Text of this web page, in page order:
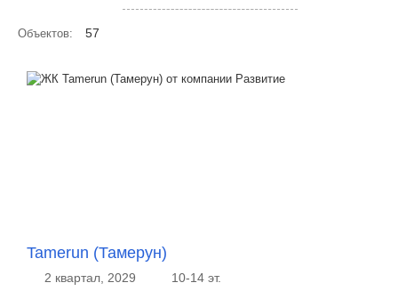
Объектов: 57
Tamerun (Тамерун)
2 квартал, 2029 10-14 эт.